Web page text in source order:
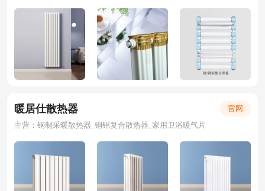
暖居仕散热器
官网
主营：钢制采暖散热器_铜铝复合散热器_家用卫浴暖气片